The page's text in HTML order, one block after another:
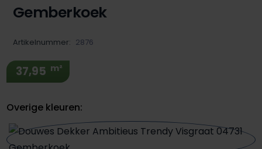
Gemberkoek
Artikelnummer: 2876
37,95 m²
Overige kleuren: